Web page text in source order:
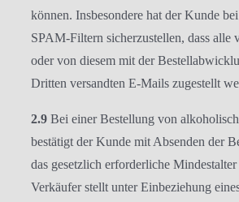
können. Insbesondere hat der Kunde
SPAM-Filtern sicherzustellen, dass alle
oder von diesem mit der
Dritten versandten E-Mails zugestellt
2.9 Bei einer Bestellung von
bestätigt der Kunde mit Absenden der
das gesetzlich erforderliche
Verkäufer stellt unter Einbeziehung